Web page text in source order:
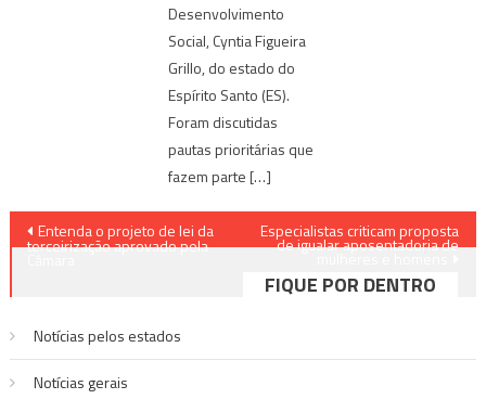
Desenvolvimento
Social, Cyntia Figueira
Grillo, do estado do
Espírito Santo (ES).
Foram discutidas
pautas prioritárias que
fazem parte […]
Navegação
Entenda o projeto de lei da
terceirização aprovado pela
Especialistas criticam proposta
de igualar aposentadoria de
FIQUE POR DENTRO
Notícias pelos estados
Notí­cias gerais